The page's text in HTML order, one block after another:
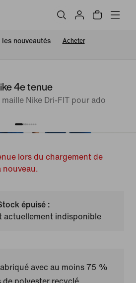
nouveautés Acheter
4e tenue
Nike Dri-FIT pour ado
lors du chargement de
nouveau.
épuisé :
actuellement indisponible
avec au moins 75 %
de polyester recyclé.